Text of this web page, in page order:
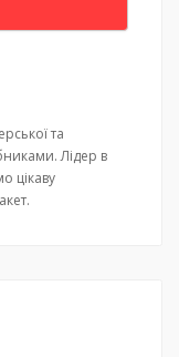
та
Лідер в
цікаву